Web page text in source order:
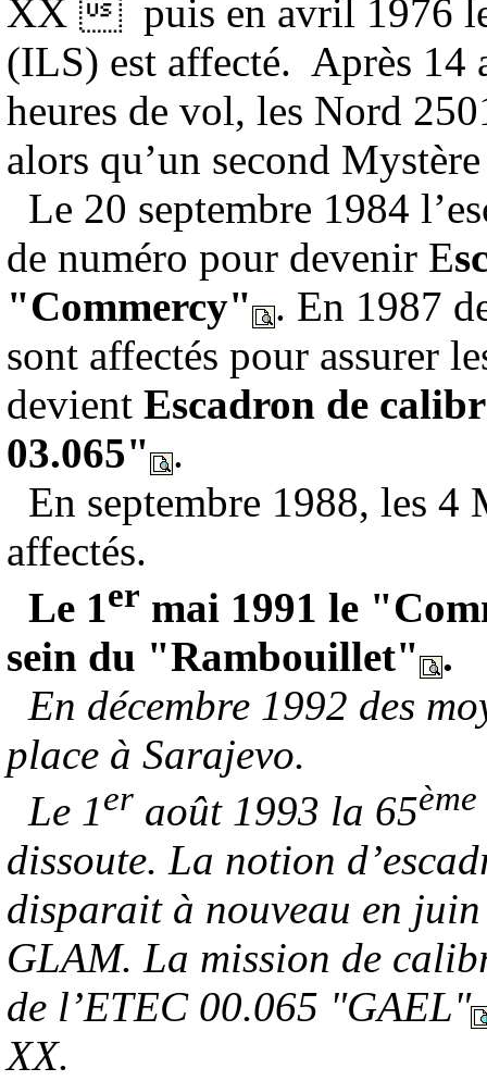
XX
puis en avril 1976
(ILS) est affecté. Après 14
heures de vol, les Nord
alors qu’un second
Le 20 septembre 1984
de numéro pour devenir E
"Commercy"
. En 1987
sont affectés pour assurer
devient Escadron de
03.065"
.
En septembre 1988, les
affectés.
Le 1er mai 1991 le
sein du "Rambouillet"
.
En décembre 1992 des
place à Sarajevo.
Le 1er août 1993 la 65ème
dissoute. La notion
disparait à nouveau en
GLAM. La mission de
de l’ETEC 00.065 "GAEL"
XX.